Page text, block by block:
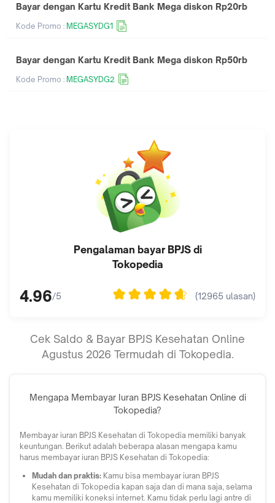
Bayar dengan Kartu Kredit Bank Mega diskon Rp20rb
Kode Promo : MEGASYDG1
Bayar dengan Kartu Kredit Bank Mega diskon Rp50rb
Kode Promo : MEGASYDG2
Pengalaman bayar BPJSdi
Tokopedia
4.96/5 (12965 ulasan)
Cek Saldo & Bayar BPJS Kesehatan Online
Agustus 2026 Termudah di Tokopedia.
Mengapa Membayar Iuran BPJS Kesehatan Online di
Tokopedia?
Membayar iuran BPJS Kesehatan di Tokopedia memiliki banyak
keuntungan. Berikut adalah beberapa alasan mengapa kamu
harus membayar iuran BPJS Kesehatan di Tokopedia:
Mudah dan praktis: Kamu bisa membayar iuran BPJS
Kesehatan di Tokopedia kapan saja dan di mana saja, selama
kamu memiliki koneksi internet. Kamu tidak perlu lagi antre di